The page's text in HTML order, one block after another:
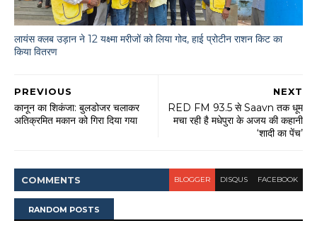
लायंस क्लब उड़ान ने 12 यक्ष्मा मरीजों को लिया गोद, हाई प्रोटीन राशन किट का
किया वितरण
NEXT
RED FM 93.5 से Saavn तक धूम
मचा रही है मधेपुरा के अजय की कहानी
‘शादी का पेंच’
PREVIOUS
कानून का शिकंजा: बुलडोजर चलाकर
अतिक्रमित मकान को गिरा दिया गया
COMMENTS BLOGGER DISQUS FACEBOOK
RANDOM POSTS